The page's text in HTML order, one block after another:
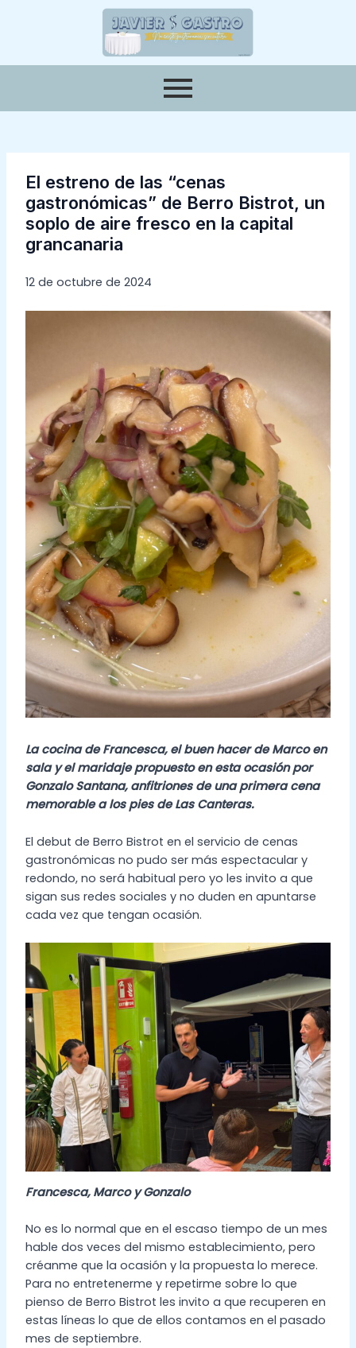
El estreno de las “cenas
gastronómicas” de Berro Bistrot, un
soplo de aire fresco en la capital
grancanaria
12 de octubre de 2024
La cocina de Francesca, el buen hacer de Marco en
sala y el maridaje propuesto en esta ocasión por
Gonzalo Santana, anfitriones de una primera cena
memorable a los pies de Las Canteras.
El debut de Berro Bistrot en el servicio de cenas
gastronómicas no pudo ser más espectacular y
redondo, no será habitual pero yo les invito a que
sigan sus redes sociales y no duden en apuntarse
cada vez que tengan ocasión.
Francesca, Marco y Gonzalo
No es lo normal que en el escaso tiempo de un mes
hable dos veces del mismo establecimiento, pero
créanme que la ocasión y la propuesta lo merece.
Para no entretenerme y repetirme sobre lo que
pienso de Berro Bistrot les invito a que recuperen en
estas líneas lo que de ellos contamos en el pasado
mes de septiembre.